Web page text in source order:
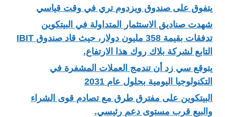
يتفوق على صندوق ويزدوم تري في وقت قياسي
شهدت صناديق الاستثمار المتداولة في البيتكوين
تدفقات بقيمة 358 مليون دولار، حيث قاد صندوق IBIT
التابع لشركة بلاك روك هذا الارتفاع.
يتوقع سي زد أن تندمج العملات المشفرة في
التكنولوجيا اليومية بحلول عام 2031
البيتكوين على مفترق طرق مع تصادم قوى الشراء
والبيع قرب مستوى دعم رئيسي.